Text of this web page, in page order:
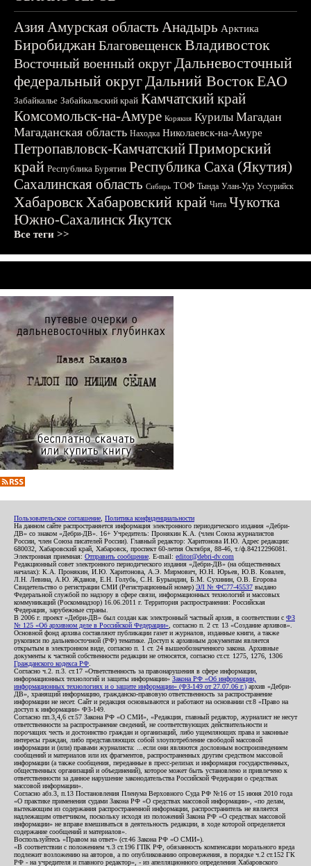
АзияАмурская область Анадырь Арктика
БиробиджанБлаговещенскВладивосток
Восточный военный округДальневосточный
федеральный округДальний ВостокЕАО
Забайкалье Забайкальский край Камчатский край
Комсомольск-на-Амуре Корякия Курилы Магадан
Магаданская область Находка Николаевск-на-Амуре
Петропавловск-КамчатскийПриморский
край Республика Бурятия Республика Саха (Якутия)
Сахалинская область Сибирь ТОФ Тында Улан-Удэ Уссурийск
ХабаровскХабаровский край Чита Чукотка
Южно-СахалинскЯкутск
Все теги >>
Пользовательское соглашение Политика конфиденциальности
На данном сайте распространяется информация электронного периодического издания «Дебри-
ДВ» со знаком «Дебри-ДВ». 16+ Учредитель: Пронякин К.А. (член Союза журналистов
России, член Союза писателей России). Главный редактор: Харитонова И.Ю. Адрес редакции:
680032, Хабаровский край, Хабаровск, проспект 60-летия Октября, 88-46, т./ф.84212296081.
Электронная приемная: Отправить сообщение . E-mail: editor@debri-dv.com
Редакционный совет электронного периодического издания «Дебри-ДВ» (на общественных
началах): К.А. Пронякин, И.Ю. Харитонова, А.Э. Мирмович, Ю.Н. Юрьев, Ю.В. Ковалев,
Л.Н. Левина, А.Ю. Жданов, Е.Н. Голубь, С.Н. Бурындин, Б.М. Сухинин, О.В. Егорова
Свидетельство о регистрации СМИ (Регистрационный номер) ЭЛ № ФС77-45537 выдано
Федеральной службой по надзору в сфере связи, информационных технологий и массовых
коммуникаций (Роскомнадзор) 16.06.2011 г. Территория распространения: Российская
Федерация, зарубежные страны.
В 2006 г. проект «Дебри-ДВ» был создан как электронный частный архив, в соответствии с ФЗ
№ 125 «Об архивном деле в Российской Федерации» , согласно п. 2 ст. 13 «Создание архивов».
Основной фонд архива составляют публикации газет и журналов, изданные книги, а также
рукописи по дальневосточной (РФ) тематике. Доступ к архивным документам является
открытым в электронном виде, согласно п. 1 ст. 24 вышеобозначенного закона. Архивные
документы к частной собственности редакции не относятся, согласно ст.ст. 1275, 1276, 1306
Гражданского кодекса РФ
Согласно ч.2. п.3. ст.17 «Ответственность за правонарушения в сфере информации,
информационных технологий и защиты информации» Закона РФ «Об информации,
информационных технологиях и о защите информации» (ФЗ-149 от 27.07.06 г.) архив «Дебри-
ДВ», хранящий информацию, гражданско-правовую ответственность за распространение
информации не несет. Сайт и редакция основываются и работают на основании ст.8 «Право на
доступ к информации» ФЗ-149.
Согласно пп.3,4,6 ст.57 Закона РФ «О СМИ», «Редакция, главный редактор, журналист не несут
ответственности за распространение сведений, не соответствующих действительности и
порочащих честь и достоинство граждан и организаций, либо ущемляющих права и законные
интересы граждан, либо представляющих собой злоупотребление свободой массовой
информации и (или) правами журналиста: ...если они являются дословным воспроизведением
сообщений и материалов или их фрагментов, распространенных другим средством массовой
информации (а также сообщения, переданные в пресс-релизах и информация государственных,
общественных организаций и объединений), которое может быть установлено и привлечено к
ответственности за данное нарушение законодательства Российской Федерации о средствах
массовой информации».
Согласно абз.3, п.13 Постановления Пленума Верховного Суда РФ №16 от 15 июня 2010 года
«О практике применения судами Закона РФ «О средствах массовой информации», «по делам,
вытекающим из содержания распространенной информации, распространитель не является
надлежащим ответчиком, поскольку исходя из положений Закона РФ «О средствах массовой
информации» не вправе вмешиваться в деятельность редакции, в ходе которой определяется
содержание сообщений и материалов».
Воспользуйтесь «Правом на ответ» (ст.46 Закона РФ «О СМИ»).
«В соответствии с положением ч.3 ст.196 ГПК РФ, обязанность компенсации морального вреда
подлежит возложению на авторов, а по опубликованию опровержения, в порядке ч.2 ст.152 ГК
РФ - на учредителя и главного редактор», - из апелляционного определения Хабаровского